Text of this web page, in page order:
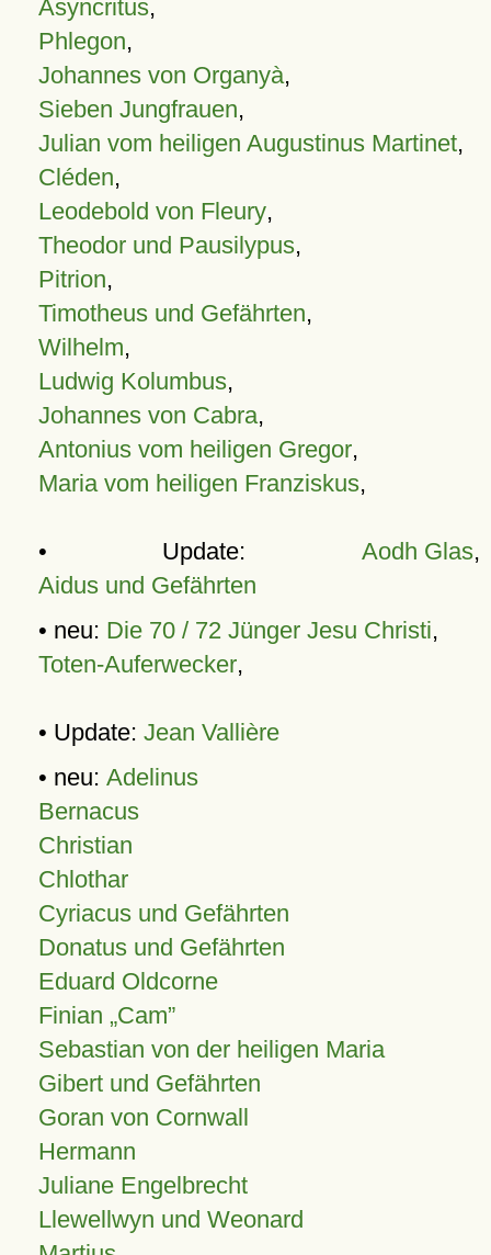
Asyncritus,
Phlegon,
Johannes von Organyà,
Sieben Jungfrauen,
Julian vom heiligen Augustinus Martinet,
Cléden,
Leodebold von Fleury,
Theodor und Pausilypus,
Pitrion,
Timotheus und Gefährten,
Wilhelm,
Ludwig Kolumbus,
Johannes von Cabra,
Antonius vom heiligen Gregor,
Maria vom heiligen Franziskus,
• Update: Aodh Glas,
Aidus und Gefährten
• neu: Die 70 / 72 Jünger Jesu Christi,
Toten-Auferwecker,
• Update: Jean Vallière
• neu: Adelinus
Bernacus
Christian
Chlothar
Cyriacus und Gefährten
Donatus und Gefährten
Eduard Oldcorne
Finian Cam
Sebastian von der heiligen Maria
Gibert und Gefährten
Goran von Cornwall
Hermann
Juliane Engelbrecht
Llewellwyn und Weonard